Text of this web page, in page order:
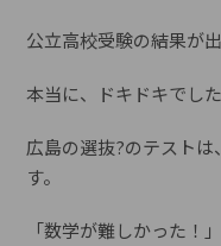
公立高校受験の結果が
本当に、ドキドキでした
広島の選抜?のテスト
す。
「数学が難しかった！」